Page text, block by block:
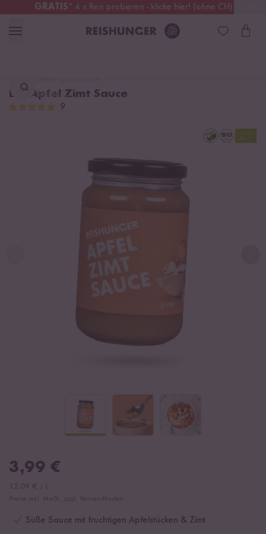
GRATIS* 4 x Reis probieren - klicke hier! (ohne CH)
Österreich Kostenloser Versand
finden ...
Bio Apfel Zimt Sauce
9
3,99 €
Süße Sauce mit fruchtigen Apfelstücken & Zimt